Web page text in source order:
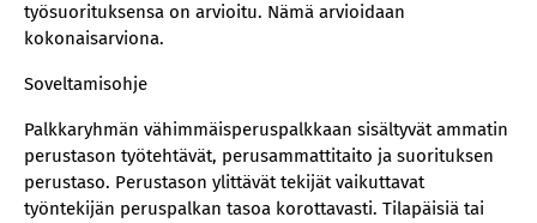
työsuorituksensa on arvioitu. Nämä arvioidaan
kokonaisarviona.
Soveltamisohje
Palkkaryhmän vähimmäisperuspalkkaan sisältyvät ammatin
perustason työtehtävät, perusammattitaito ja suorituksen
perustaso. Perustason ylittävät tekijät vaikuttavat
työntekijän peruspalkan tasoa korottavasti. Tilapäisiä tai